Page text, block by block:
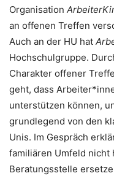
Organisation
an offenen Treffen
Auch an der HU hat
Hochschulgruppe.
Charakter offener
geht, dass
unterstützen können,
grundlegend von den
Unis. Im Gespräch
familiären Umfeld nicht
Beratungsstelle